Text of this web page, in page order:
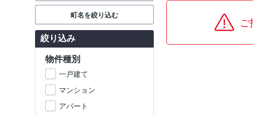
ご
町名を絞り込む
絞り込み
物件種別
一戸建て
マンション
アパート